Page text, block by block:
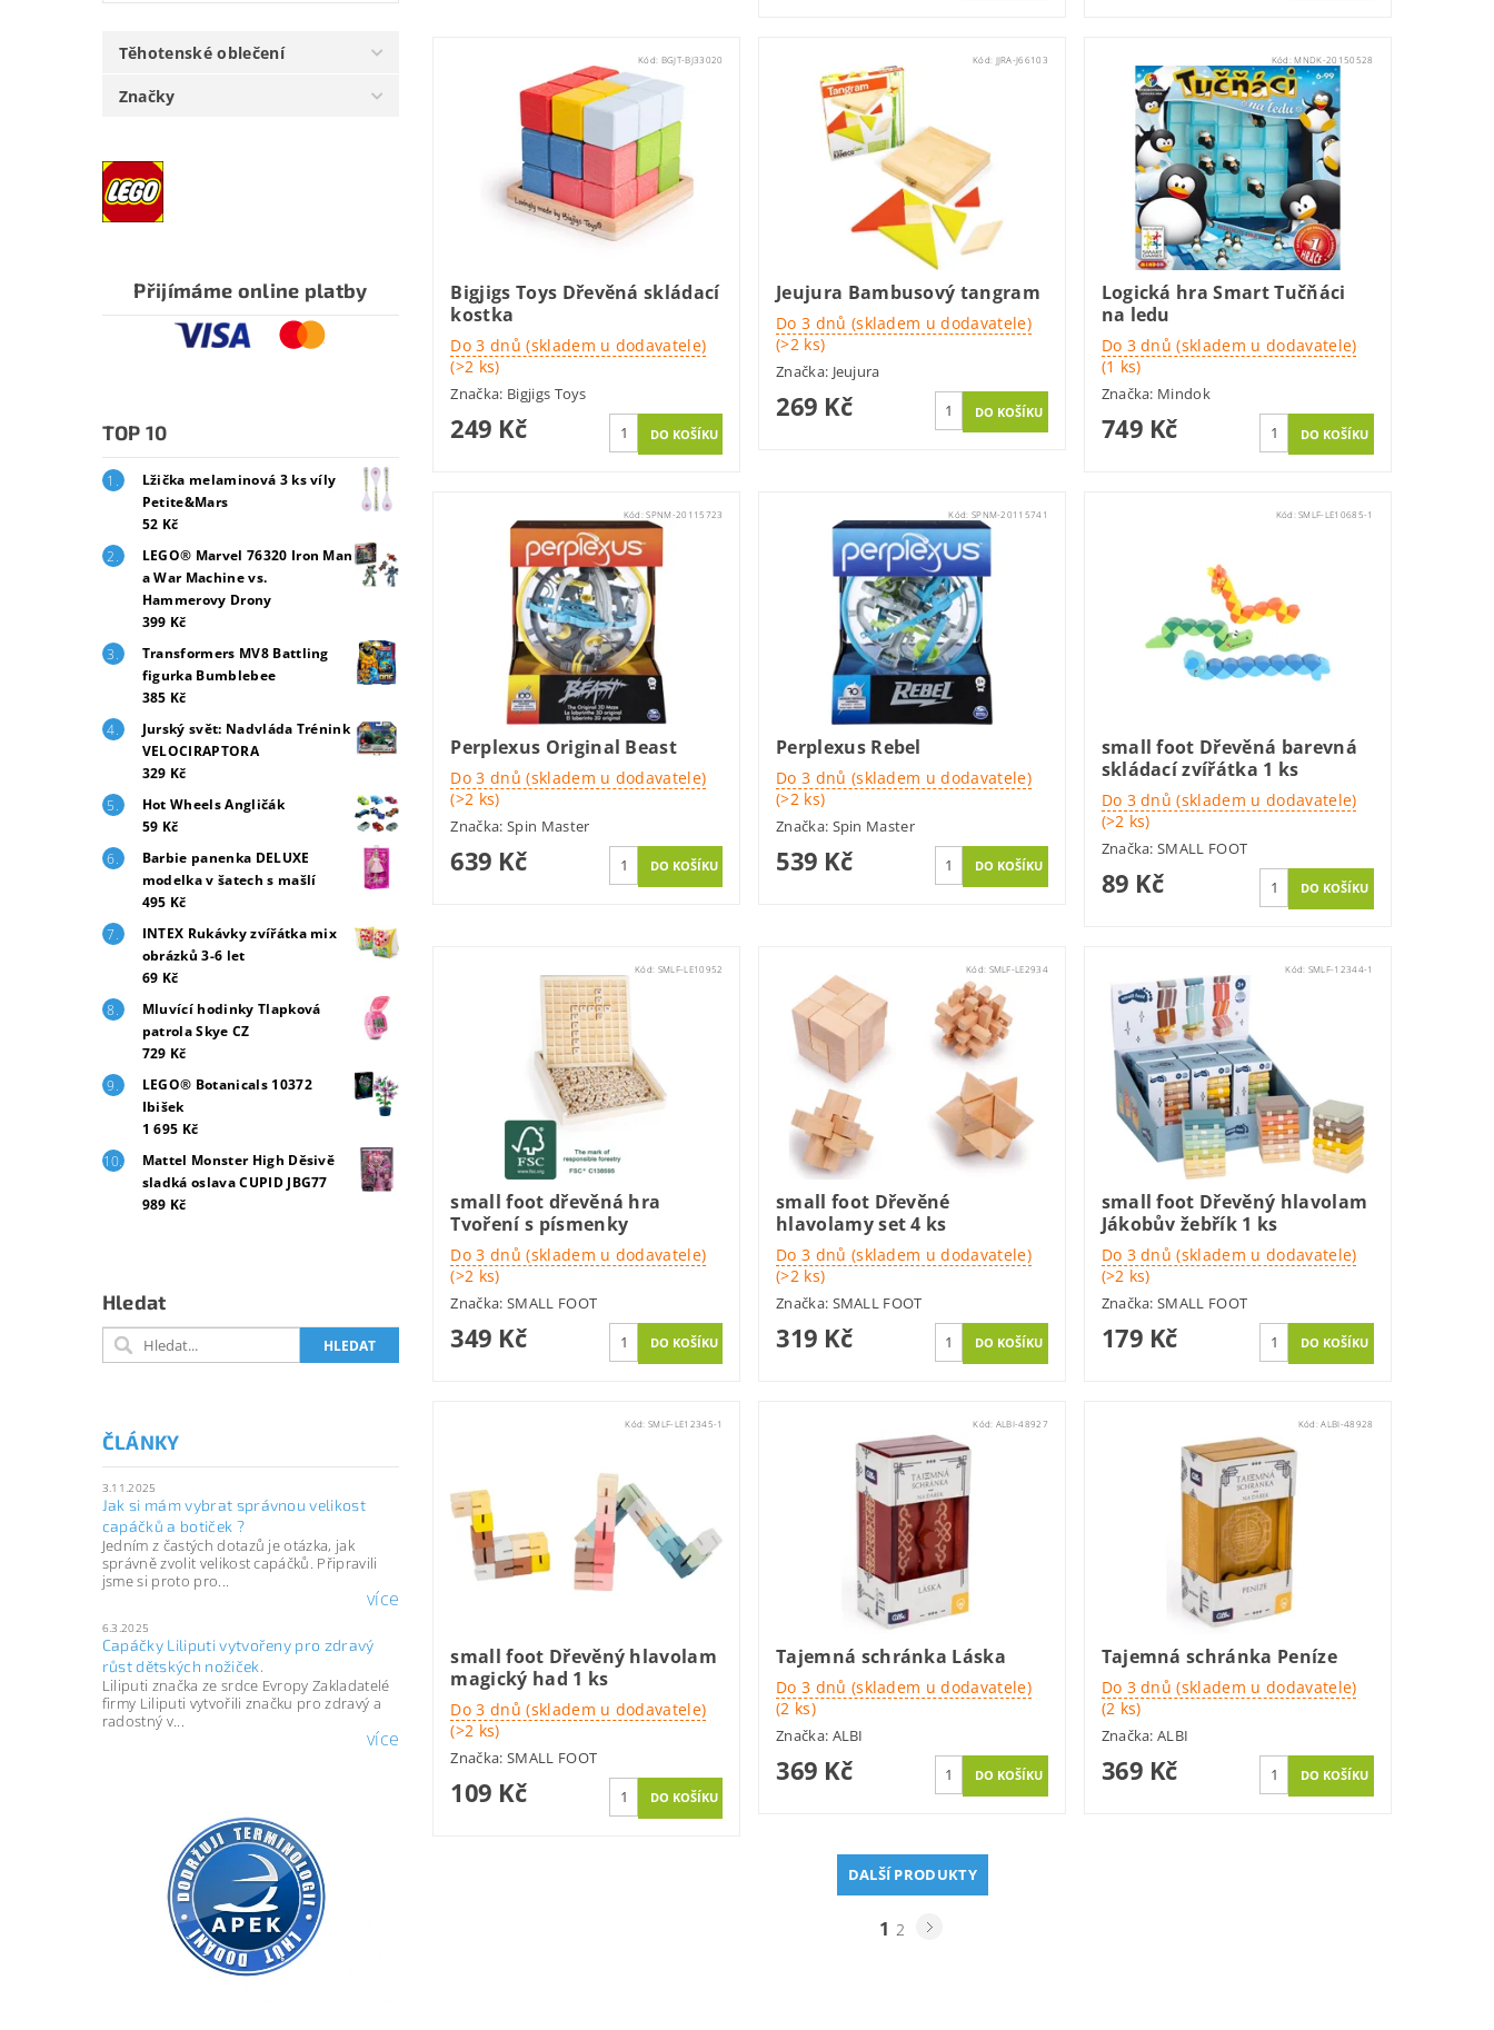
Těhotenské oblečení
Značky
Přijímáme online platby
TOP 10
Lžička melaminová 3 ks víly
Petite&Mars
52 Kč
LEGO® Marvel 76320 Iron Man
a War Machine vs.
Hammerovy Drony
399 Kč
Transformers MV8 Battling
figurka Bumblebee
385 Kč
Jurský svět: Nadvláda Trénink
VELOCIRAPTORA
329 Kč
Hot Wheels Angličák
59 Kč
Barbie panenka DELUXE
modelka v šatech s mašlí
495 Kč
INTEX Rukávky zvířátka mix
obrázků 3-6 let
69 Kč
Mluvící hodinky Tlapková
patrola Skye CZ
729 Kč
LEGO® Botanicals 10372
Ibišek
1 695 Kč
Mattel Monster High Děsivě
sladká oslava CUPID JBG77
989 Kč
Hledat
ČLÁNKY
3.11.2025
Jak si mám vybrat správnou velikost
capáčků a botiček ?
Jedním z častých dotazů je otázka, jak
správně zvolit velikost capáčků. Připravili
jsme si proto pro...
více
6.3.2025
Capáčky Liliputi vytvořeny pro zdravý
růst dětských nožiček.
Liliputi značka ze srdce Evropy Zakladatelé
firmy Liliputi vytvořili značku pro zdravý a
radostný v...
více
Kód: BGJT-BJ33020
Bigjigs Toys Dřevěná skládací
kostka
Do 3 dnů (skladem u dodavatele)
(>2 ks)
Značka: Bigjigs Toys
249 Kč
Kód: JJRA-J66103
Jeujura Bambusový tangram
Do 3 dnů (skladem u dodavatele)
(>2 ks)
Značka: Jeujura
269 Kč
Kód:MNDK-20150528
Logická hra Smart Tučňáci
na ledu
Do 3 dnů (skladem u dodavatele)
(1 ks)
Značka: Mindok
749 Kč
Kód:SPNM-20115723
Perplexus Original Beast
Do 3 dnů (skladem u dodavatele)
(>2 ks)
Značka: Spin Master
639 Kč
Kód: SPNM-20115741
Perplexus Rebel
Do 3 dnů (skladem u dodavatele)
(>2 ks)
Značka: Spin Master
539 Kč
Kód:SMLF-LE10685-1
small foot Dřevěná barevná
skládací zvířátka 1 ks
Do 3 dnů (skladem u dodavatele)
(>2 ks)
Značka:SMALL FOOT
89 Kč
Kód: SMLF-LE10952
small foot dřevěná hra
Tvoření s písmenky
Do 3 dnů (skladem u dodavatele)
(>2 ks)
Značka: SMALL FOOT
349 Kč
Kód: SMLF-LE2934
small foot Dřevěné
hlavolamy set 4 ks
Do 3 dnů (skladem u dodavatele)
(>2 ks)
Značka: SMALL FOOT
319 Kč
Kód: SMLF-12344-1
small foot Dřevěný hlavolam
Jákobův žebřík 1 ks
Do 3 dnů (skladem u dodavatele)
(>2 ks)
Značka:SMALL FOOT
179 Kč
Kód: SMLF-LE12345-1
small foot Dřevěný hlavolam
magický had 1 ks
Do 3 dnů (skladem u dodavatele)
(>2 ks)
Značka: SMALL FOOT
109 Kč
Kód: ALBI-48927
Tajemná schránka Láska
Do 3 dnů (skladem u dodavatele)
(2 ks)
Značka: ALBI
369 Kč
Kód:ALBI-48928
Tajemná schránka Peníze
Do 3 dnů (skladem u dodavatele)
(2 ks)
Značka:ALBI
369 Kč
DALŠÍ PRODUKTY
1 2